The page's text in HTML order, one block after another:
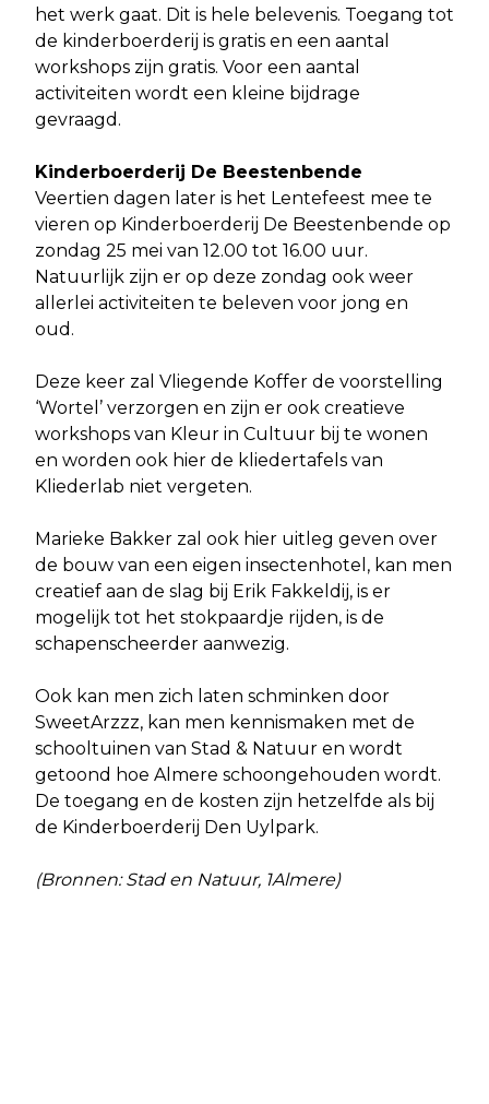
het werk gaat. Dit is hele belevenis. Toegang tot
de kinderboerderij is gratis en een aantal
workshops zijn gratis. Voor een aantal
activiteiten wordt een kleine bijdrage
gevraagd.
Kinderboerderij De Beestenbende
Veertien dagen later is het Lentefeest mee te
vieren op Kinderboerderij De Beestenbende op
zondag 25 mei van 12.00 tot 16.00 uur.
Natuurlijk zijn er op deze zondag ook weer
allerlei activiteiten te beleven voor jong en
oud.
Deze keer zal Vliegende Koffer de voorstelling
‘Wortel’ verzorgen en zijn er ook creatieve
workshops van Kleur in Cultuur bij te wonen
en worden ook hier de kliedertafels van
Kliederlab niet vergeten.
Marieke Bakker zal ook hier uitleg geven over
de bouw van een eigen insectenhotel, kan men
creatief aan de slag bij Erik Fakkeldij, is er
mogelijk tot het stokpaardje rijden, is de
schapenscheerder aanwezig.
Ook kan men zich laten schminken door
SweetArzzz, kan men kennismaken met de
schooltuinen van Stad & Natuur en wordt
getoond hoe Almere schoongehouden wordt.
De toegang en de kosten zijn hetzelfde als bij
de Kinderboerderij Den Uylpark.
(Bronnen: Stad en Natuur, 1Almere)